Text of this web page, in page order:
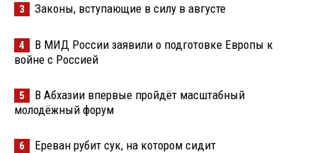
3 Законы, вступающие в силу в августе
4
В МИД России заявили о подготовке Европы к
войне с Россией
5
В Абхазии впервые пройдёт масштабный
молодёжный форум
6 Ереван рубит сук, на котором сидит